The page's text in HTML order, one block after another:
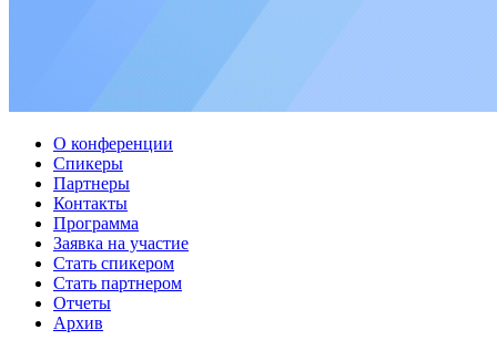
О конференции
Спикеры
Партнеры
Контакты
Программа
Заявка на участие
Стать спикером
Стать партнером
Отчеты
Архив